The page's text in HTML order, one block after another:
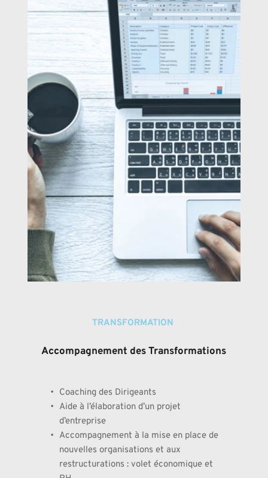
TRANSFORMATION
Accompagnement des Transformations
Coaching des Dirigeants
Aide à l’élaboration d’un projet
d’entreprise
Accompagnement à la mise en place de
nouvelles organisations et aux
restructurations : volet économique et